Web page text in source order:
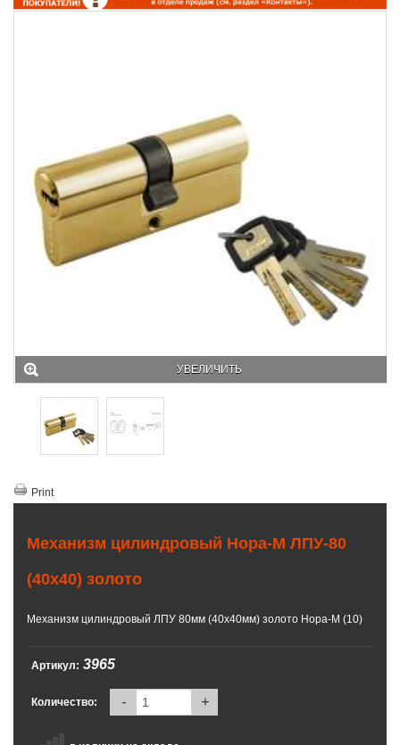
УВЕЛИЧИТЬ
Print
Механизм цилиндровый Нора-М ЛПУ-80
(40х40) золото
Механизм цилиндровый ЛПУ 80мм (40х40мм) золото Нора-М (10)
Артикул: 3965
Количество: - +